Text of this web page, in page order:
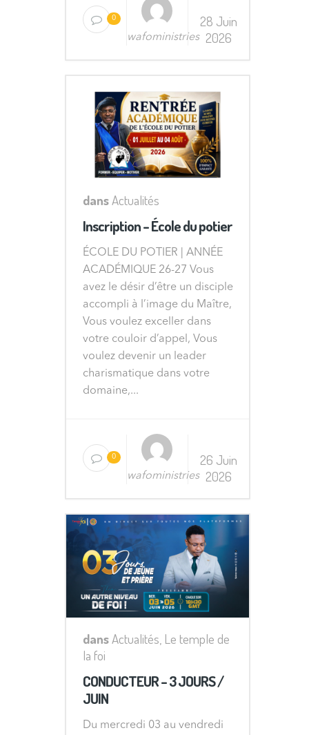
0
wafoministries
28 Juin
2026
dansActualités
Inscription – École du potier
ÉCOLE DU POTIER | ANNÉE
ACADÉMIQUE 26-27 Vous
avez le désir d’être un disciple
accompli à l’image du Maître,
Vous voulez exceller dans
votre couloir d’appel, Vous
voulez devenir un leader
charismatique dans votre
domaine,...
0
wafoministries
26 Juin
2026
dansActualités Le temple de
la foi
CONDUCTEUR – 3 JOURS /
JUIN
Du mercredi 03 au vendredi